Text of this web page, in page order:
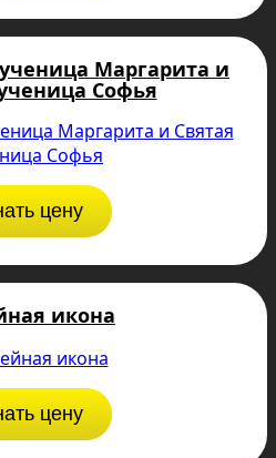
Маргарита и
Софья
цену
икона
цену